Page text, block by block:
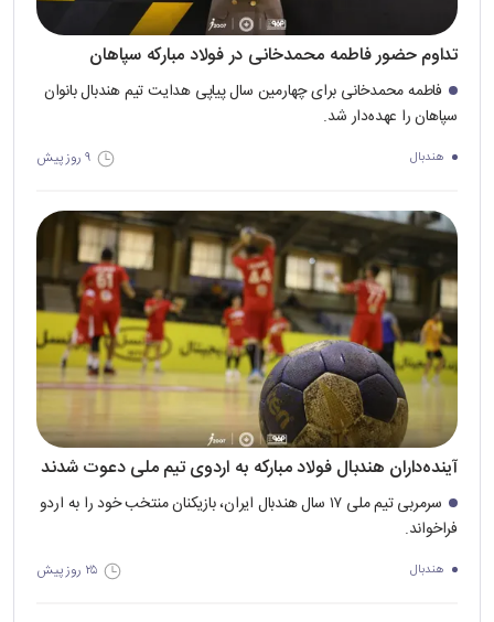
تداوم حضور فاطمه محمدخانی در فولاد مبارکه سپاهان
فاطمه محمدخانی برای چهارمین سال پیاپی هدایت تیم هندبال بانوان
سپاهان را عهده‌دار شد.
هندبال ۹ روز پیش
آینده‌داران هندبال فولاد مبارکه به اردوی تیم ملی دعوت شدند
سرمربی تیم ملی ۱۷ سال هندبال ایران، بازیکنان منتخب خود را به اردو
فراخواند.
هندبال ۲۵ روز پیش